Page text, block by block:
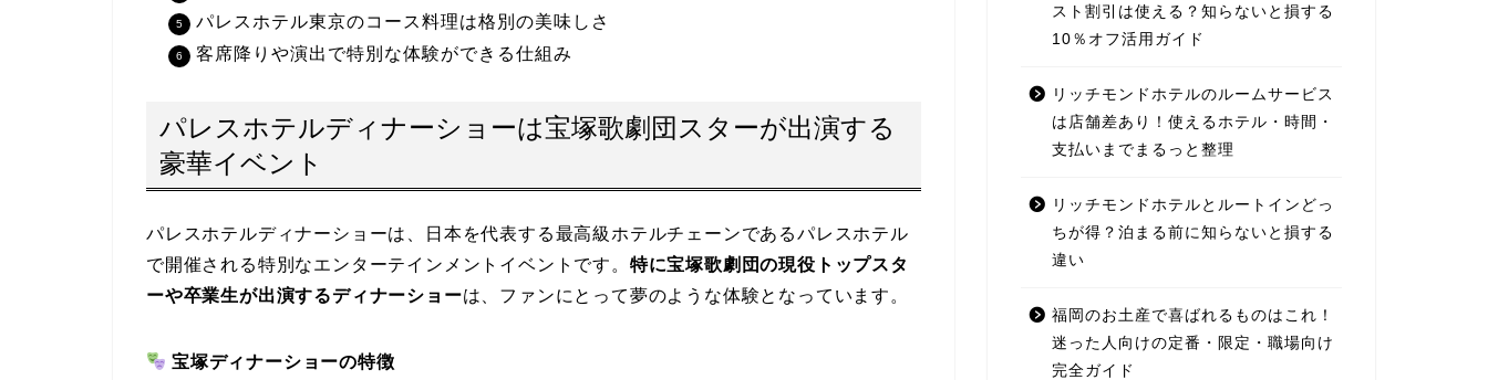
パレスホテル東京のコース料理は格別の美味しさ
客席降りや演出で特別な体験ができる仕組み
パレスホテルディナーショーは宝塚歌劇団スターが出演する
豪華イベント
パレスホテルディナーショーは、日本を代表する最高級ホテルチェーンであるパレスホテル
で開催される特別なエンターテインメントイベントです。 特に宝塚歌劇団の現役トップスタ
ーや卒業生が出演するディナーショーは、ファンにとって夢のような体験となっています。
宝塚ディナーショーの特徴
スト割引は使える？知らないと損する
10％オフ活用ガイド
リッチモンドホテルのルームサービス
は店舗差あり！使えるホテル・時間・
支払いまでまるっと整理
リッチモンドホテルとルートインどっ
ちが得？泊まる前に知らないと損する
違い
福岡のお土産で喜ばれるものはこれ！
迷った人向けの定番・限定・職場向け
完全ガイド